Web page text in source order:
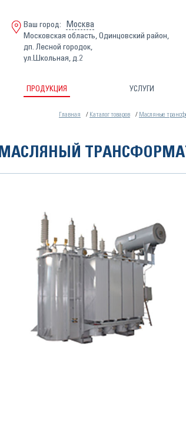
Ваш город: Москва
Московская область, Одинцовский район,
дп. Лесной городок,
ул.Школьная, д.2
ПРОДУКЦИЯ УСЛУГИ
Главная Каталог товаров Масляные
МАСЛЯНЫЙ